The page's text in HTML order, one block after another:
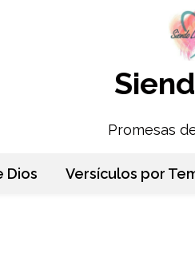
Promesas
Dios Versículos por